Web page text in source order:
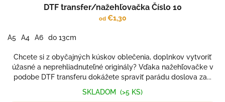
DTF transfer/nažehľovačka Číslo 10
od€1,30
A5 A4 A6 do 13cm
Chcete si z obyčajných kúskov oblečenia, doplnkov vytvoriť
úžasné a neprehliadnuteľné originály? Vďaka nažehľovačke v
podobe DTF transferu dokážete spraviť parádu doslova za...
SKLADOM (>5 KS)